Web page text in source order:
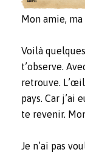
Mon amie,
Voilà
t’observe.
retrouve.
pays. Car j’ai
te revenir.
Je n’ai pas